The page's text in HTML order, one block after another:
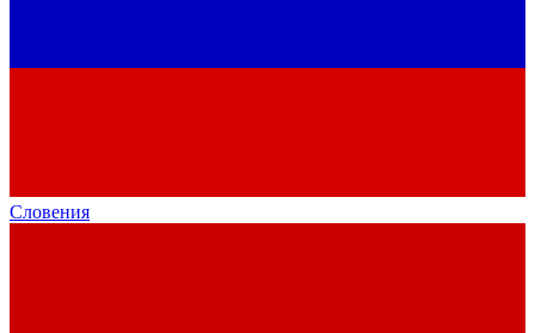
Словения